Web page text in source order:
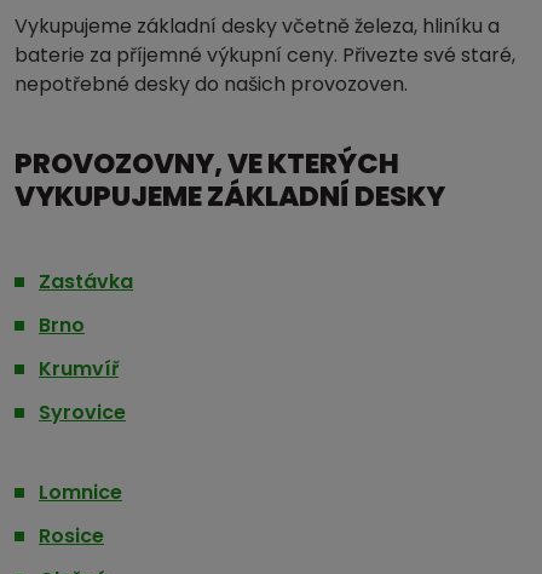
Vykupujeme základní desky včetně železa, hliníku a
baterie za příjemné výkupní ceny. Přivezte své staré,
nepotřebné desky do našich provozoven.
PROVOZOVNY, VE KTERÝCH
VYKUPUJEME ZÁKLADNÍ DESKY
Zastávka
Brno
Krumvíř
Syrovice
Lomnice
Rosice